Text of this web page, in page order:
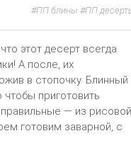
ПП блины ПП
этот десерт всегда
А после, их
в стопочку. Блинный
приготовить
— из рисовой
готовим заварной, с